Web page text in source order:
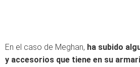
En el caso de Meghan, ha subido
y accesorios que tiene en su